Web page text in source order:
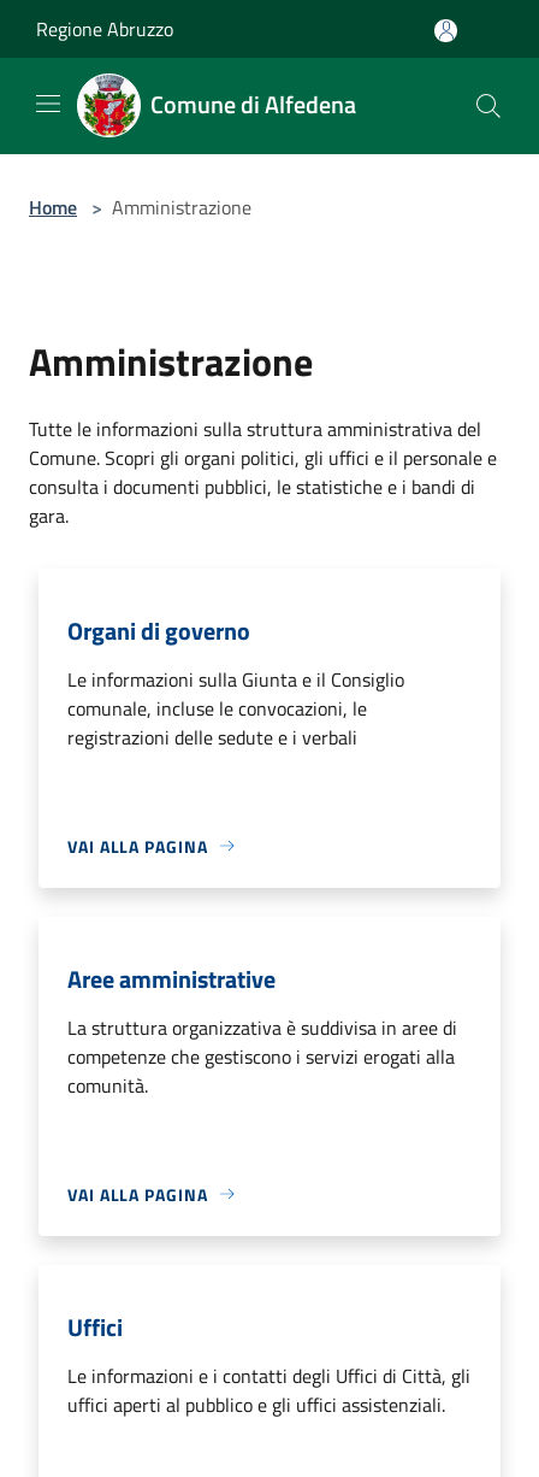
Regione Abruzzo
Comune di Alfedena
Home > Amministrazione
Amministrazione
Tutte le informazioni sulla struttura amministrativa del
Comune. Scopri gli organi politici, gli uffici e il personale e
consulta i documenti pubblici, le statistiche e i bandi di
gara.
Organi di governo
Le informazioni sulla Giunta e il Consiglio
comunale, incluse le convocazioni, le
registrazioni delle sedute e i verbali
VAI ALLA PAGINA
Aree amministrative
La struttura organizzativa è suddivisa in aree di
competenze che gestiscono i servizi erogati alla
comunità.
VAI ALLA PAGINA
Uffici
Le informazioni e i contatti degli Uffici di Città, gli
uffici aperti al pubblico e gli uffici assistenziali.